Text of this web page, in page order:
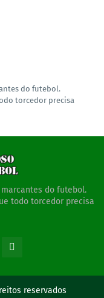
do futebol.
torcedor precisa
do futebol.
todo torcedor precisa
reservados